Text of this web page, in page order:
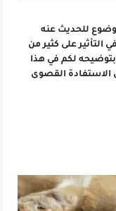
للحديث عنه
التأثير على كثير من
لكم في هذا
الاستفادة القصوى